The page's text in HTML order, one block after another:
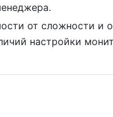
от сложности и
настройки